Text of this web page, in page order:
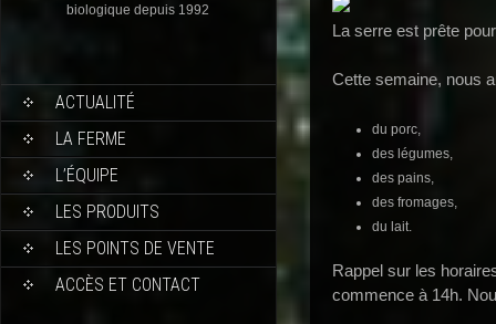
biologique depuis 1992
ACTUALITÉ
LA FERME
L’ÉQUIPE
LES PRODUITS
LES POINTS DE VENTE
ACCÈS ET CONTACT
La serre est prête
Cette semaine, nous
du porc,
des légumes,
des pains,
des fromages,
du lait.
Rappel sur les
commence à 14h.